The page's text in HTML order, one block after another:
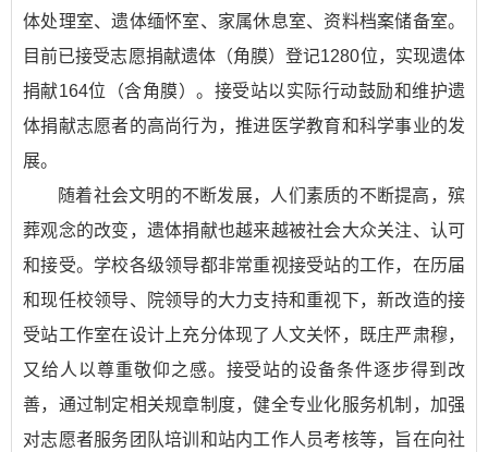
体处理室、遗体缅怀室、家属休息室、资料档案储备室。
目前已接受志愿捐献遗体（角膜）登记1280位，实现遗体
捐献164位（含角膜）。接受站以实际行动鼓励和维护遗
体捐献志愿者的高尚行为，推进医学教育和科学事业的发
展。
随着社会文明的不断发展，人们素质的不断提高，殡
葬观念的改变，遗体捐献也越来越被社会大众关注、认可
和接受。学校各级领导都非常重视接受站的工作，在历届
和现任校领导、院领导的大力支持和重视下，新改造的接
受站工作室在设计上充分体现了人文关怀，既庄严肃穆，
又给人以尊重敬仰之感。接受站的设备条件逐步得到改
善，通过制定相关规章制度，健全专业化服务机制，加强
对志愿者服务团队培训和站内工作人员考核等，旨在向社